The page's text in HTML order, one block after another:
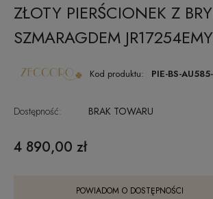
ZŁOTY PIERŚCIONEK Z
SZMARAGDEM JR17254EMY
Kod produktu: PIE-BS-
Dostępność: BRAK TOWARU
4 890,00 zł
POWIADOM O DOSTĘPNOŚCI